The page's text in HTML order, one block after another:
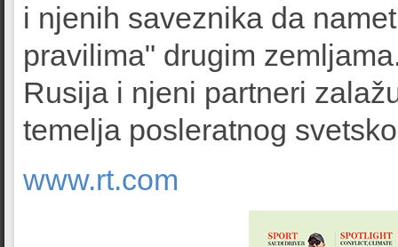
i njenih saveznika da
pravilima" drugim
Rusija i njeni partneri
temelja posleratnog
www.rt.com